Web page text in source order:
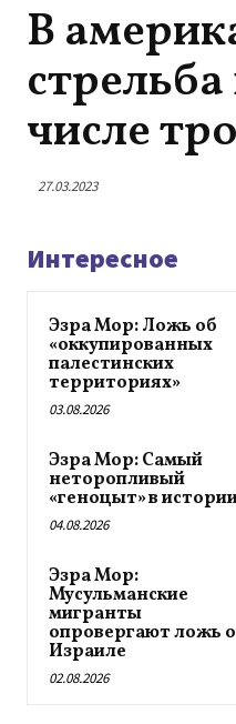
В
числе
27.03.2023
Интересное
Эзра Мор: Ложь об
«оккупированных
палестинских
территориях»
03.08.2026
Эзра Мор: Самый
неторопливый
«геноцыт» в
04.08.2026
Эзра Мор:
Мусульманские
мигранты
опровергают ложь
Израиле
02.08.2026